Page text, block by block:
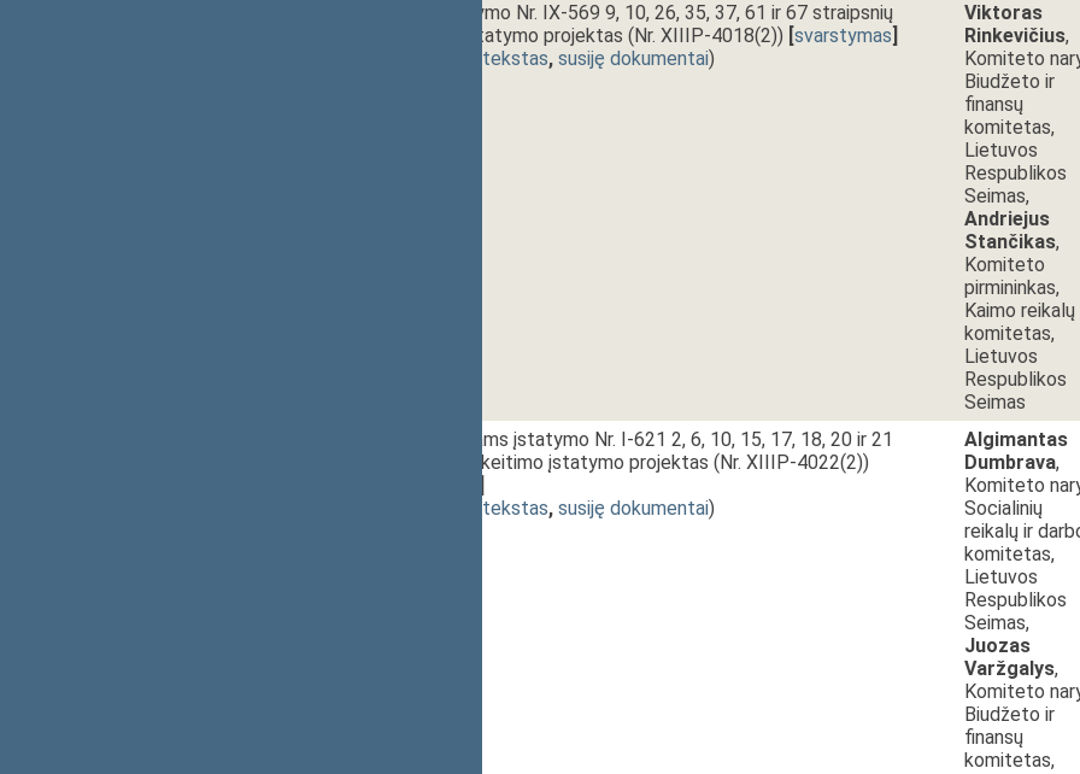
Akcizų įstatymo Nr. IX-569 9, 10, 26, 35, 37, 61 ir 67 straipsnių
pakeitimo įstatymo projektas (Nr. XIIIP-4018(2)) [svarstymas]
dokumento tekstas, susiję dokumentai)
Viktoras
Rinkevičius,
Komiteto
Biudžeto ir
finansų
komitetas,
Lietuvos
Respublikos
Seimas,
Andriejus
Stančikas,
Komiteto
pirmininkas,
Kaimo reikalų
komitetas,
Lietuvos
Respublikos
Seimas
Išmokų vaikams įstatymo Nr. I-621 2, 6, 10, 15, 17, 18, 20 ir 21
straipsnių pakeitimo įstatymo projektas (Nr. XIIIP-4022(2))
dokumento tekstas, susiję dokumentai)
Algimantas
Dumbrava,
Komiteto
Socialinių
reikalų ir
komitetas,
Lietuvos
Respublikos
Seimas,
Juozas
Varžgalys,
Komiteto
Biudžeto ir
finansų
komitetas,